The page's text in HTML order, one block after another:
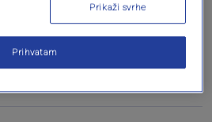
Prikaži svrhe
Prihvatam